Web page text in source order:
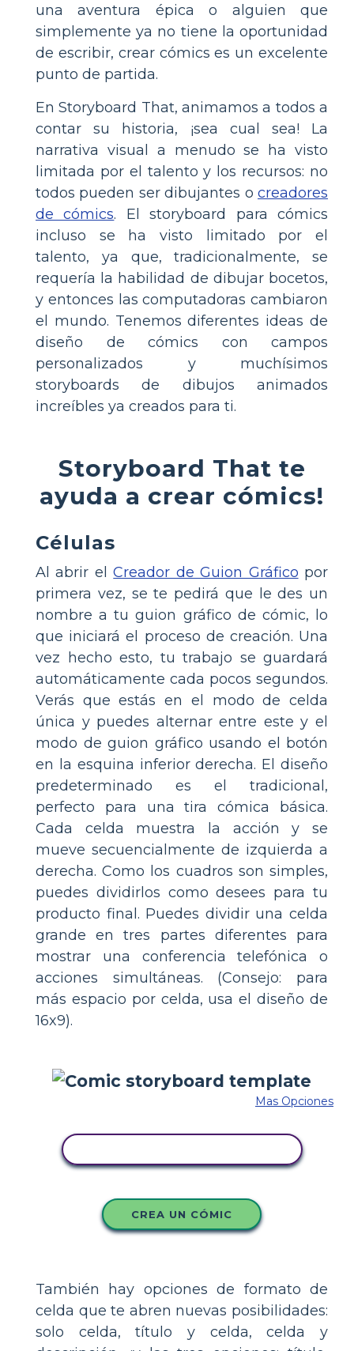
una aventura épica o alguien que
simplemente ya no tiene la oportunidad
de escribir, crear cómics es un excelente
punto de partida.
En Storyboard That, animamos a todos a
contar su historia, ¡sea cual sea! La
narrativa visual a menudo se ha visto
limitada por el talento y los recursos: no
todos pueden ser dibujantes o creadores
de cómics. El storyboard para cómics
incluso se ha visto limitado por el
talento, ya que, tradicionalmente, se
requería la habilidad de dibujar bocetos,
y entonces las computadoras cambiaron
el mundo. Tenemos diferentes ideas de
diseño de cómics con campos
personalizados y muchísimos
storyboards de dibujos animados
increíbles ya creados para ti.
Storyboard That te
ayuda a crear cómics!
Células
Al abrir elCreador de Guion Gráfico por
primera vez, se te pedirá que le des un
nombre a tu guion gráfico de cómic, lo
que iniciará el proceso de creación. Una
vez hecho esto, tu trabajo se guardará
automáticamente cada pocos segundos.
Verás que estás en el modo de celda
única y puedes alternar entre este y el
modo de guion gráfico usando el botón
en la esquina inferior derecha. El diseño
predeterminado es el tradicional,
perfecto para una tira cómica básica.
Cada celda muestra la acción y se
mueve secuencialmente de izquierda a
derecha. Como los cuadros son simples,
puedes dividirlos como desees para tu
producto final. Puedes dividir una celda
grande en tres partes diferentes para
mostrar una conferencia telefónica o
acciones simultáneas. (Consejo: para
más espacio por celda, usa el diseño de
16x9).
Mas Opciones
CREA UN CÓMIC
También hay opciones de formato de
celda que te abren nuevas posibilidades:
solo celda, título y celda, celda y